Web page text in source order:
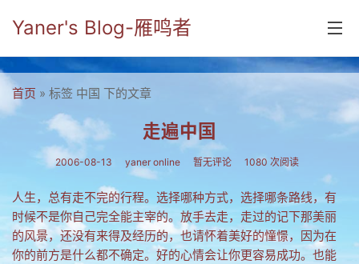
Yaner's Blog-雁鸣者
分类
yaner online
毕业留言册
流年
五笔难啊
首页 » 标签 中国 下的文章
走遍中国
2006-08-13 yaner online 暂无评论 1080 次阅读
人生，总有走不完的行程。选择哪种方式，选择哪条路线，有
时候不是你自己完全能主宰的。放手去走，走过的记下那美丽
的风景，还没有来得及经历的，也请怀着美好的憧憬，因为在
你的前方是什么都不确定。好的心情会让你更容易成功。也能